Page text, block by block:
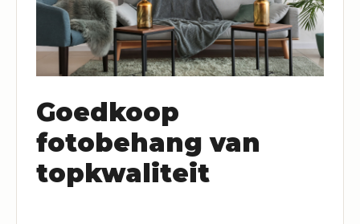
Goedkoop
fotobehang van
topkwaliteit